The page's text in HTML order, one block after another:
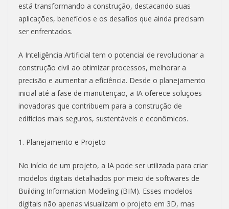
está transformando a construção, destacando suas
aplicações, benefícios e os desafios que ainda precisam
ser enfrentados.
A Inteligência Artificial tem o potencial de revolucionar a
construção civil ao otimizar processos, melhorar a
precisão e aumentar a eficiência. Desde o planejamento
inicial até a fase de manutenção, a IA oferece soluções
inovadoras que contribuem para a construção de
edifícios mais seguros, sustentáveis e econômicos.
1. Planejamento e Projeto
No início de um projeto, a IA pode ser utilizada para criar
modelos digitais detalhados por meio de softwares de
Building Information Modeling (BIM). Esses modelos
digitais não apenas visualizam o projeto em 3D, mas